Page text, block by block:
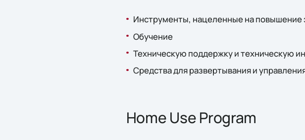
Инструменты, нацеленные на повышение
Обучение
Техническую поддержку и техническую
Средства для развертывания и
Home Use Program